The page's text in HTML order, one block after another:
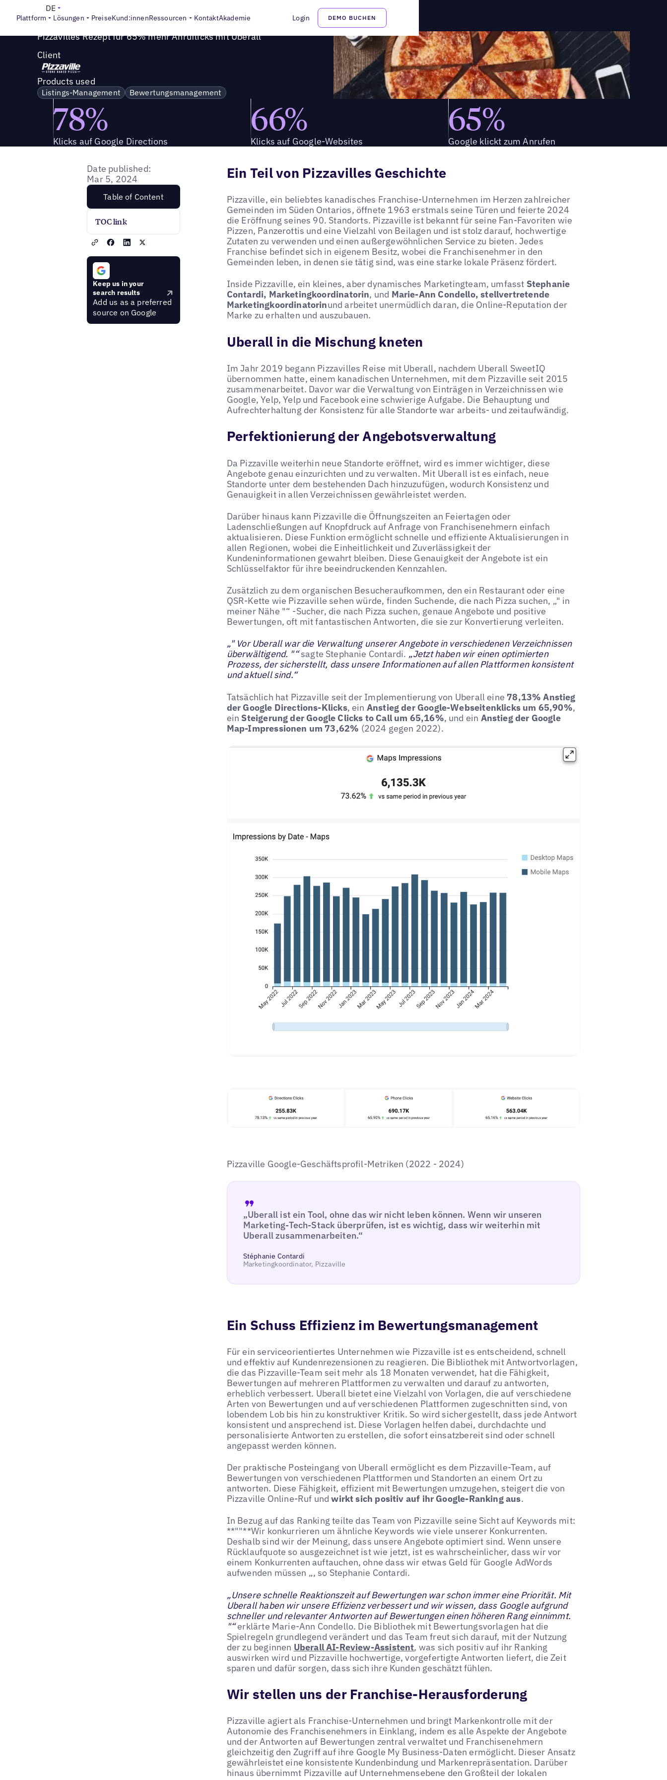
Plattform Lösungen PreiseKund:innenRessourcen KontaktAkademie Login DEMO BUCHEN
DE
Success Story
Pizzavilles Rezept für 65% mehr Anruflicks mit Uberall
Client
Products used
Listings-Management Bewertungsmanagement
78%
Klicks auf Google Directions
66%
Klicks auf Google-Websites
65%
Google klickt zum Anrufen
Date published:
Mar 5, 2024
Table of Content
TOC link
Keep us in your
search results
Add us as a preferred
source on Google
Ein Teil von Pizzavilles Geschichte
Pizzaville, ein beliebtes kanadisches Franchise-Unternehmen im Herzen zahlreicher
Gemeinden im Süden Ontarios, öffnete 1963 erstmals seine Türen und feierte 2024
die Eröffnung seines 90. Standorts. Pizzaville ist bekannt für seine Fan-Favoriten wie
Pizzen, Panzerottis und eine Vielzahl von Beilagen und ist stolz darauf, hochwertige
Zutaten zu verwenden und einen außergewöhnlichen Service zu bieten. Jedes
Franchise befindet sich in eigenem Besitz, wobei die Franchisenehmer in den
Gemeinden leben, in denen sie tätig sind, was eine starke lokale Präsenz fördert.
Inside Pizzaville, ein kleines, aber dynamisches Marketingteam, umfasst Stephanie
Contardi, Marketingkoordinatorin, und Marie-Ann Condello, stellvertretende
Marketingkoordinatorinund arbeitet unermüdlich daran, die Online-Reputation der
Marke zu erhalten und auszubauen.
Uberall in die Mischung kneten
Im Jahr 2019 begann Pizzavilles Reise mit Uberall, nachdem Uberall SweetIQ
übernommen hatte, einem kanadischen Unternehmen, mit dem Pizzaville seit 2015
zusammenarbeitet. Davor war die Verwaltung von Einträgen in Verzeichnissen wie
Google, Yelp, Yelp und Facebook eine schwierige Aufgabe. Die Behauptung und
Aufrechterhaltung der Konsistenz für alle Standorte war arbeits- und zeitaufwändig.
Perfektionierung der Angebotsverwaltung
Da Pizzaville weiterhin neue Standorte eröffnet, wird es immer wichtiger, diese
Angebote genau einzurichten und zu verwalten. Mit Uberall ist es einfach, neue
Standorte unter dem bestehenden Dach hinzuzufügen, wodurch Konsistenz und
Genauigkeit in allen Verzeichnissen gewährleistet werden.
Darüber hinaus kann Pizzaville die Öffnungszeiten an Feiertagen oder
Ladenschließungen auf Knopfdruck auf Anfrage von Franchisenehmern einfach
aktualisieren. Diese Funktion ermöglicht schnelle und effiziente Aktualisierungen in
allen Regionen, wobei die Einheitlichkeit und Zuverlässigkeit der
Kundeninformationen gewahrt bleiben. Diese Genauigkeit der Angebote ist ein
Schlüsselfaktor für ihre beeindruckenden Kennzahlen.
Zusätzlich zu dem organischen Besucheraufkommen, den ein Restaurant oder eine
QSR-Kette wie Pizzaville sehen würde, finden Suchende, die nach Pizza suchen, „" in
meiner Nähe "“ -Sucher, die nach Pizza suchen, genaue Angebote und positive
Bewertungen, oft mit fantastischen Antworten, die sie zur Konvertierung verleiten.
„" Vor Uberall war die Verwaltung unserer Angebote in verschiedenen Verzeichnissen
überwältigend. "“sagte Stephanie Contardi. „Jetzt haben wir einen optimierten
Prozess, der sicherstellt, dass unsere Informationen auf allen Plattformen konsistent
und aktuell sind.“
Tatsächlich hat Pizzaville seit der Implementierung von Uberall eine 78,13% Anstieg
der Google Directions-Klicks, ein Anstieg der Google-Webseitenklicks um 65,90%,
ein Steigerung der Google Clicks to Call um 65,16%, und ein Anstieg der Google
Map-Impressionen um 73,62% (2024 gegen 2022).
Pizzaville Google-Geschäftsprofil-Metriken (2022 - 2024)
„Uberall ist ein Tool, ohne das wir nicht leben können. Wenn wir unseren
Marketing-Tech-Stack überprüfen, ist es wichtig, dass wir weiterhin mit
Uberall zusammenarbeiten.“
Stéphanie Contardi
Marketingkoordinator, Pizzaville
Ein Schuss Effizienz im Bewertungsmanagement
Für ein serviceorientiertes Unternehmen wie Pizzaville ist es entscheidend, schnell
und effektiv auf Kundenrezensionen zu reagieren. Die Bibliothek mit Antwortvorlagen,
die das Pizzaville-Team seit mehr als 18 Monaten verwendet, hat die Fähigkeit,
Bewertungen auf mehreren Plattformen zu verwalten und darauf zu antworten,
erheblich verbessert. Uberall bietet eine Vielzahl von Vorlagen, die auf verschiedene
Arten von Bewertungen und auf verschiedenen Plattformen zugeschnitten sind, von
lobendem Lob bis hin zu konstruktiver Kritik. So wird sichergestellt, dass jede Antwort
konsistent und ansprechend ist. Diese Vorlagen helfen dabei, durchdachte und
personalisierte Antworten zu erstellen, die sofort einsatzbereit sind oder schnell
angepasst werden können.
Der praktische Posteingang von Uberall ermöglicht es dem Pizzaville-Team, auf
Bewertungen von verschiedenen Plattformen und Standorten an einem Ort zu
antworten. Diese Fähigkeit, effizient mit Bewertungen umzugehen, steigert die von
Pizzaville Online-Ruf undwirkt sich positiv auf ihr Google-Ranking aus.
In Bezug auf das Ranking teilte das Team von Pizzaville seine Sicht auf Keywords mit:
**""**Wir konkurrieren um ähnliche Keywords wie viele unserer Konkurrenten.
Deshalb sind wir der Meinung, dass unsere Angebote optimiert sind. Wenn unsere
Rücklaufquote so ausgezeichnet ist wie jetzt, ist es wahrscheinlicher, dass wir vor
einem Konkurrenten auftauchen, ohne dass wir etwas Geld für Google AdWords
aufwenden müssen „, so Stephanie Contardi.
„Unsere schnelle Reaktionszeit auf Bewertungen war schon immer eine Priorität. Mit
Uberall haben wir unsere Effizienz verbessert und wir wissen, dass Google aufgrund
schneller und relevanter Antworten auf Bewertungen einen höheren Rang einnimmt.
"“erklärte Marie-Ann Condello. Die Bibliothek mit Bewertungsvorlagen hat die
Spielregeln grundlegend verändert und das Team freut sich darauf, mit der Nutzung
der zu beginnen Uberall AI-Review-Assistent, was sich positiv auf ihr Ranking
auswirken wird und Pizzaville hochwertige, vorgefertigte Antworten liefert, die Zeit
sparen und dafür sorgen, dass sich ihre Kunden geschätzt fühlen.
Wir stellen uns der Franchise-Herausforderung
Pizzaville agiert als Franchise-Unternehmen und bringt Markenkontrolle mit der
Autonomie des Franchisenehmers in Einklang, indem es alle Aspekte der Angebote
und der Antworten auf Bewertungen zentral verwaltet und Franchisenehmern
gleichzeitig den Zugriff auf ihre Google My Business-Daten ermöglicht. Dieser Ansatz
gewährleistet eine konsistente Kundenbindung und Markenrepräsentation. Darüber
hinaus übernimmt Pizzaville auf Unternehmensebene den Großteil der lokalen